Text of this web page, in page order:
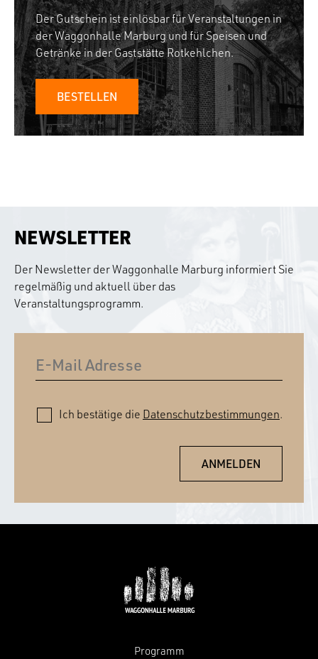
Der Gutschein ist einlösbar für Veranstaltungen in
der Waggonhalle Marburg und für Speisen und
Getränke in der Gaststätte Rotkehlchen.
BESTELLEN
NEWSLETTER
Der Newsletter der Waggonhalle Marburg informiert Sie
regelmäßig und aktuell über das
Veranstaltungsprogramm.
Ich bestätige die Datenschutzbestimmungen.
Programm